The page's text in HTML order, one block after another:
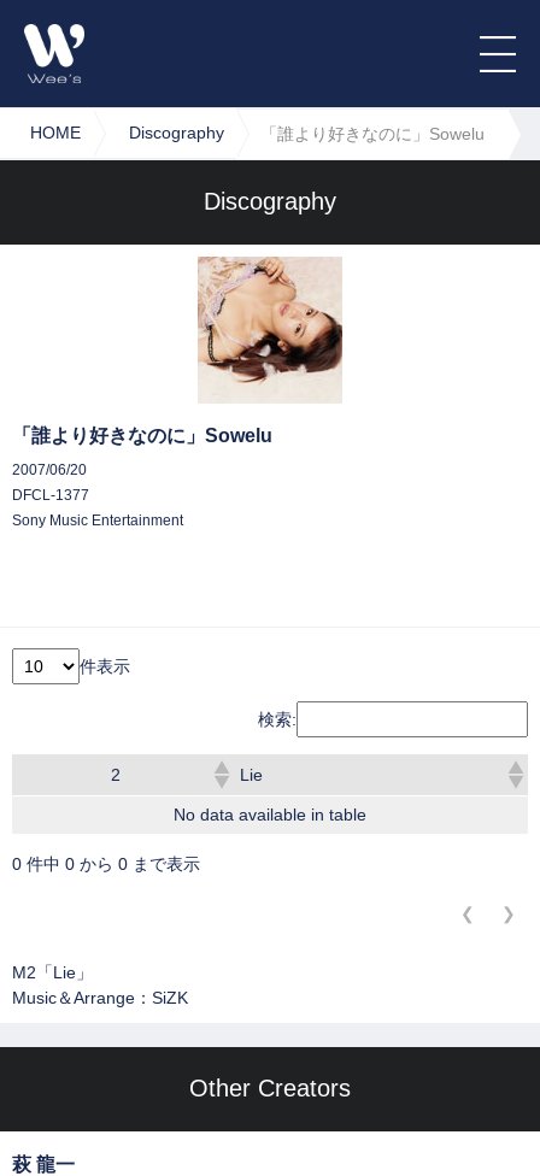
HOME Discography 「誰より好きなのに」Sowelu
Discography
「誰より好きなのに」Sowelu
2007/06/20
DFCL-1377
Sony Music Entertainment
件表示
検索:
2 Lie
No data available in table
0 件中 0 から 0 まで表示
❮ ❯
M2「Lie」
Music＆Arrange：SiZK
Other Creators
萩 龍一